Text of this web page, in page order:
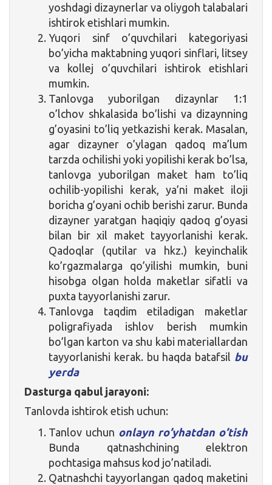
yoshdagi dizaynerlar va oliygoh talabalari
ishtirok etishlari mumkin.
Yuqori sinf o’quvchilari kategoriyasi
bo’yicha maktabning yuqori sinflari, litsey
va kollej o’quvchilari ishtirok etishlari
mumkin.
Tanlovga yuborilgan dizaynlar 1:1
o’lchov shkalasida bo’lishi va dizaynning
g’oyasini to’liq yetkazishi kerak. Masalan,
agar dizayner o’ylagan qadoq ma’lum
tarzda ochilishi yoki yopilishi kerak bo’lsa,
tanlovga yuborilgan maket ham to’liq
ochilib-yopilishi kerak, ya’ni maket iloji
boricha g’oyani ochib berishi zarur. Bunda
dizayner yaratgan haqiqiy qadoq g’oyasi
bilan bir xil maket tayyorlanishi kerak.
Qadoqlar (qutilar va hkz.) keyinchalik
ko’rgazmalarga qo’yilishi mumkin, buni
hisobga olgan holda maketlar sifatli va
puxta tayyorlanishi zarur.
Tanlovga taqdim etiladigan maketlar
poligrafiyada ishlov berish mumkin
bo’lgan karton va shu kabi materiallardan
tayyorlanishi kerak. bu haqda batafsil bu
yerda
Dasturga qabul jarayoni:
Tanlovda ishtirok etish uchun:
Tanlov uchun onlayn ro’yhatdan o’tish
Bunda qatnashchining elektron
pochtasiga mahsus kod jo’natiladi.
Qatnashchi tayyorlangan qadoq maketini